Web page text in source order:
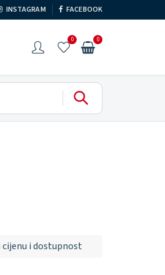
INSTAGRAM FACEBOOK
0 0
i dostupnost